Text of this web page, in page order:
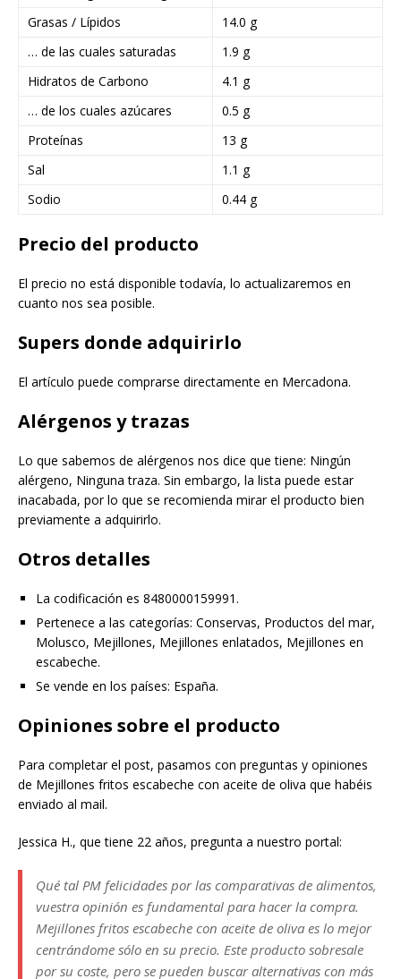
Grasas / Lípidos
14.0 g
… de las cuales saturadas
1.9 g
Hidratos de Carbono
4.1 g
… de los cuales azúcares
0.5 g
Proteínas
13 g
Sal
1.1 g
Sodio
0.44 g
Precio del producto
El precio no está disponible todavía, lo actualizaremos en
cuanto nos sea posible.
Supers donde adquirirlo
El artículo puede comprarse directamente en Mercadona.
Alérgenos y trazas
Lo que sabemos de alérgenos nos dice que tiene: Ningún
alérgeno, Ninguna traza. Sin embargo, la lista puede estar
inacabada, por lo que se recomienda mirar el producto bien
previamente a adquirirlo.
Otros detalles
La codificación es 8480000159991.
Pertenece a las categorías: Conservas, Productos del mar,
Molusco, Mejillones, Mejillones enlatados, Mejillones en
escabeche.
Se vende en los países: España.
Opiniones sobre el producto
Para completar el post, pasamos con preguntas y opiniones
de Mejillones fritos escabeche con aceite de oliva que habéis
enviado al mail.
Jessica H., que tiene 22 años, pregunta a nuestro portal:
Qué tal PM felicidades por las comparativas de alimentos,
vuestra opinión es fundamental para hacer la compra.
Mejillones fritos escabeche con aceite de oliva es lo mejor
centrándome sólo en su precio. Este producto sobresale
por su coste, pero se pueden buscar alternativas con más